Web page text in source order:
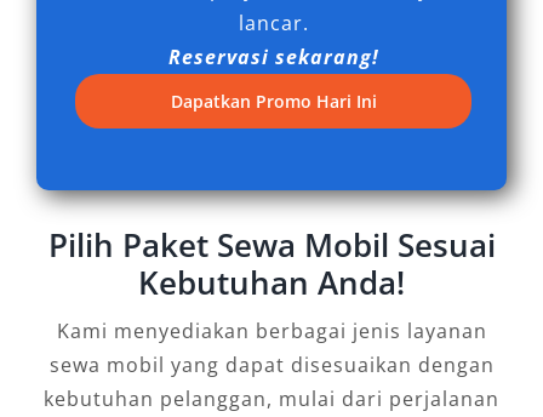
mudah. Untuk kenyamanan maksimal, segera
perjalanan aman bersama layanan terpercaya
kami.
lancar.
Reservasi sekarang!
Dapatkan Promo Hari Ini
Pilih Paket Sewa Mobil Sesuai
Kebutuhan Anda!
Kami menyediakan berbagai jenis layanan
sewa mobil yang dapat disesuaikan dengan
kebutuhan pelanggan, mulai dari perjalanan